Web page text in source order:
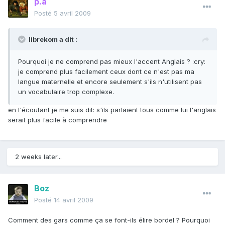
Posté 5 avril 2009
librekom a dit :
Pourquoi je ne comprend pas mieux l'accent Anglais ? :cry:
je comprend plus facilement ceux dont ce n'est pas ma
langue maternelle et encore seulement s'ils n'utilisent pas
un vocabulaire trop complexe.
en l'écoutant je me suis dit: s'ils parlaient tous comme lui l'anglais
serait plus facile à comprendre
2 weeks later...
Boz
Posté 14 avril 2009
Comment des gars comme ça se font-ils élire bordel ? Pourquoi